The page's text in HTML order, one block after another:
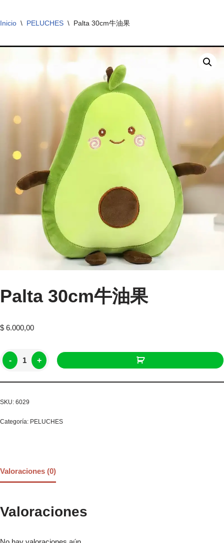
Inicio \ PELUCHES \ Palta 30cm牛油果
Palta 30cm牛油果
$ 6.000,00
- +
SKU: 6029
Categoría: PELUCHES
Valoraciones (0)
Valoraciones